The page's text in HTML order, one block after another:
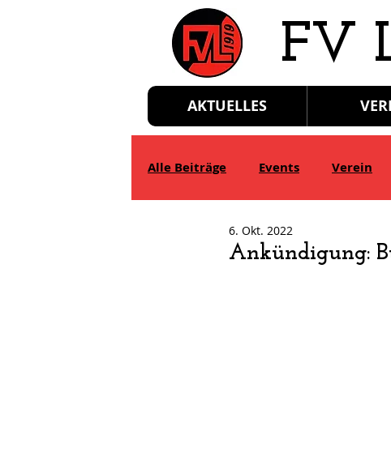
​FV
AKTUELLES
Alle Beiträge Events Verein
E-Jgd.
Ankündigung:
6. Okt. 2022